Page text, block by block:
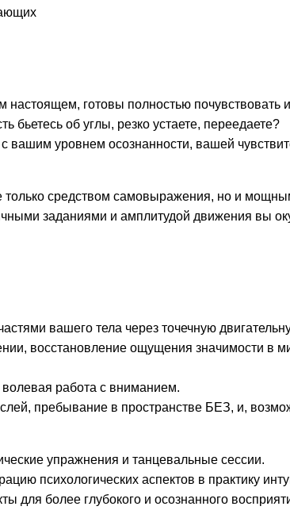
Telegram:
настоящем, готовы полностью почувствовать
бьетесь об углы, резко устаете, переедаете?
с вашим уровнем осознанности, вашей
только средством самовыражения, но и
заданиями и амплитудой движения вы
вашего тела через точечную
восстановление ощущения значимости в
работа с вниманием.
пребывание в пространстве БЕЗ, и,
упражнения и танцевальные сессии.
психологических аспектов в практику
для более глубокого и осознанного